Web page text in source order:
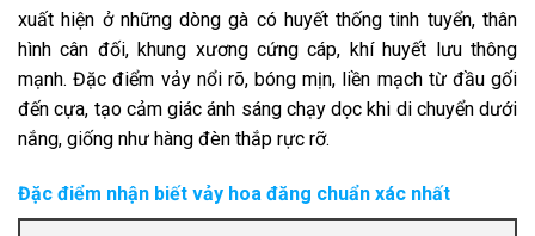
xuất hiện ở những dòng gà có huyết thống tinh tuyển, thân
hình cân đối, khung xương cứng cáp, khí huyết lưu thông
mạnh. Đặc điểm vảy nổi rõ, bóng mịn, liền mạch từ đầu gối
đến cựa, tạo cảm giác ánh sáng chạy dọc khi di chuyển dưới
nắng, giống như hàng đèn thắp rực rỡ.
Đặc điểm nhận biết vảy hoa đăng chuẩn xác nhất